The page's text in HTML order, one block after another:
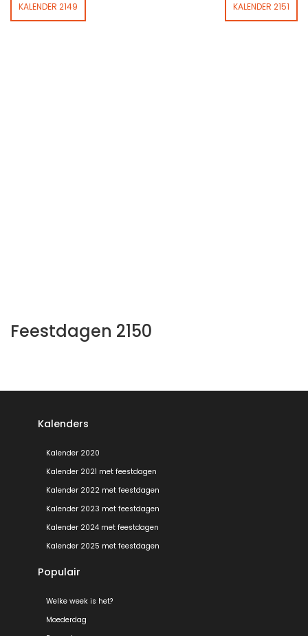
KALENDER 2149 KALENDER 2151
Feestdagen 2150
Kalenders
Kalender 2020
Kalender 2021 met feestdagen
Kalender 2022 met feestdagen
Kalender 2023 met feestdagen
Kalender 2024 met feestdagen
Kalender 2025 met feestdagen
Populair
Welke week is het?
Moederdag